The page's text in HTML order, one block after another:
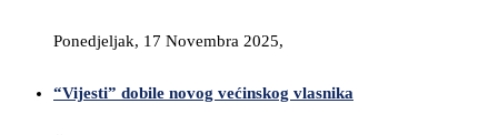
Ponedjeljak, 17 Novembra 2025,
“Vijesti” dobile novog većinskog vlasnika